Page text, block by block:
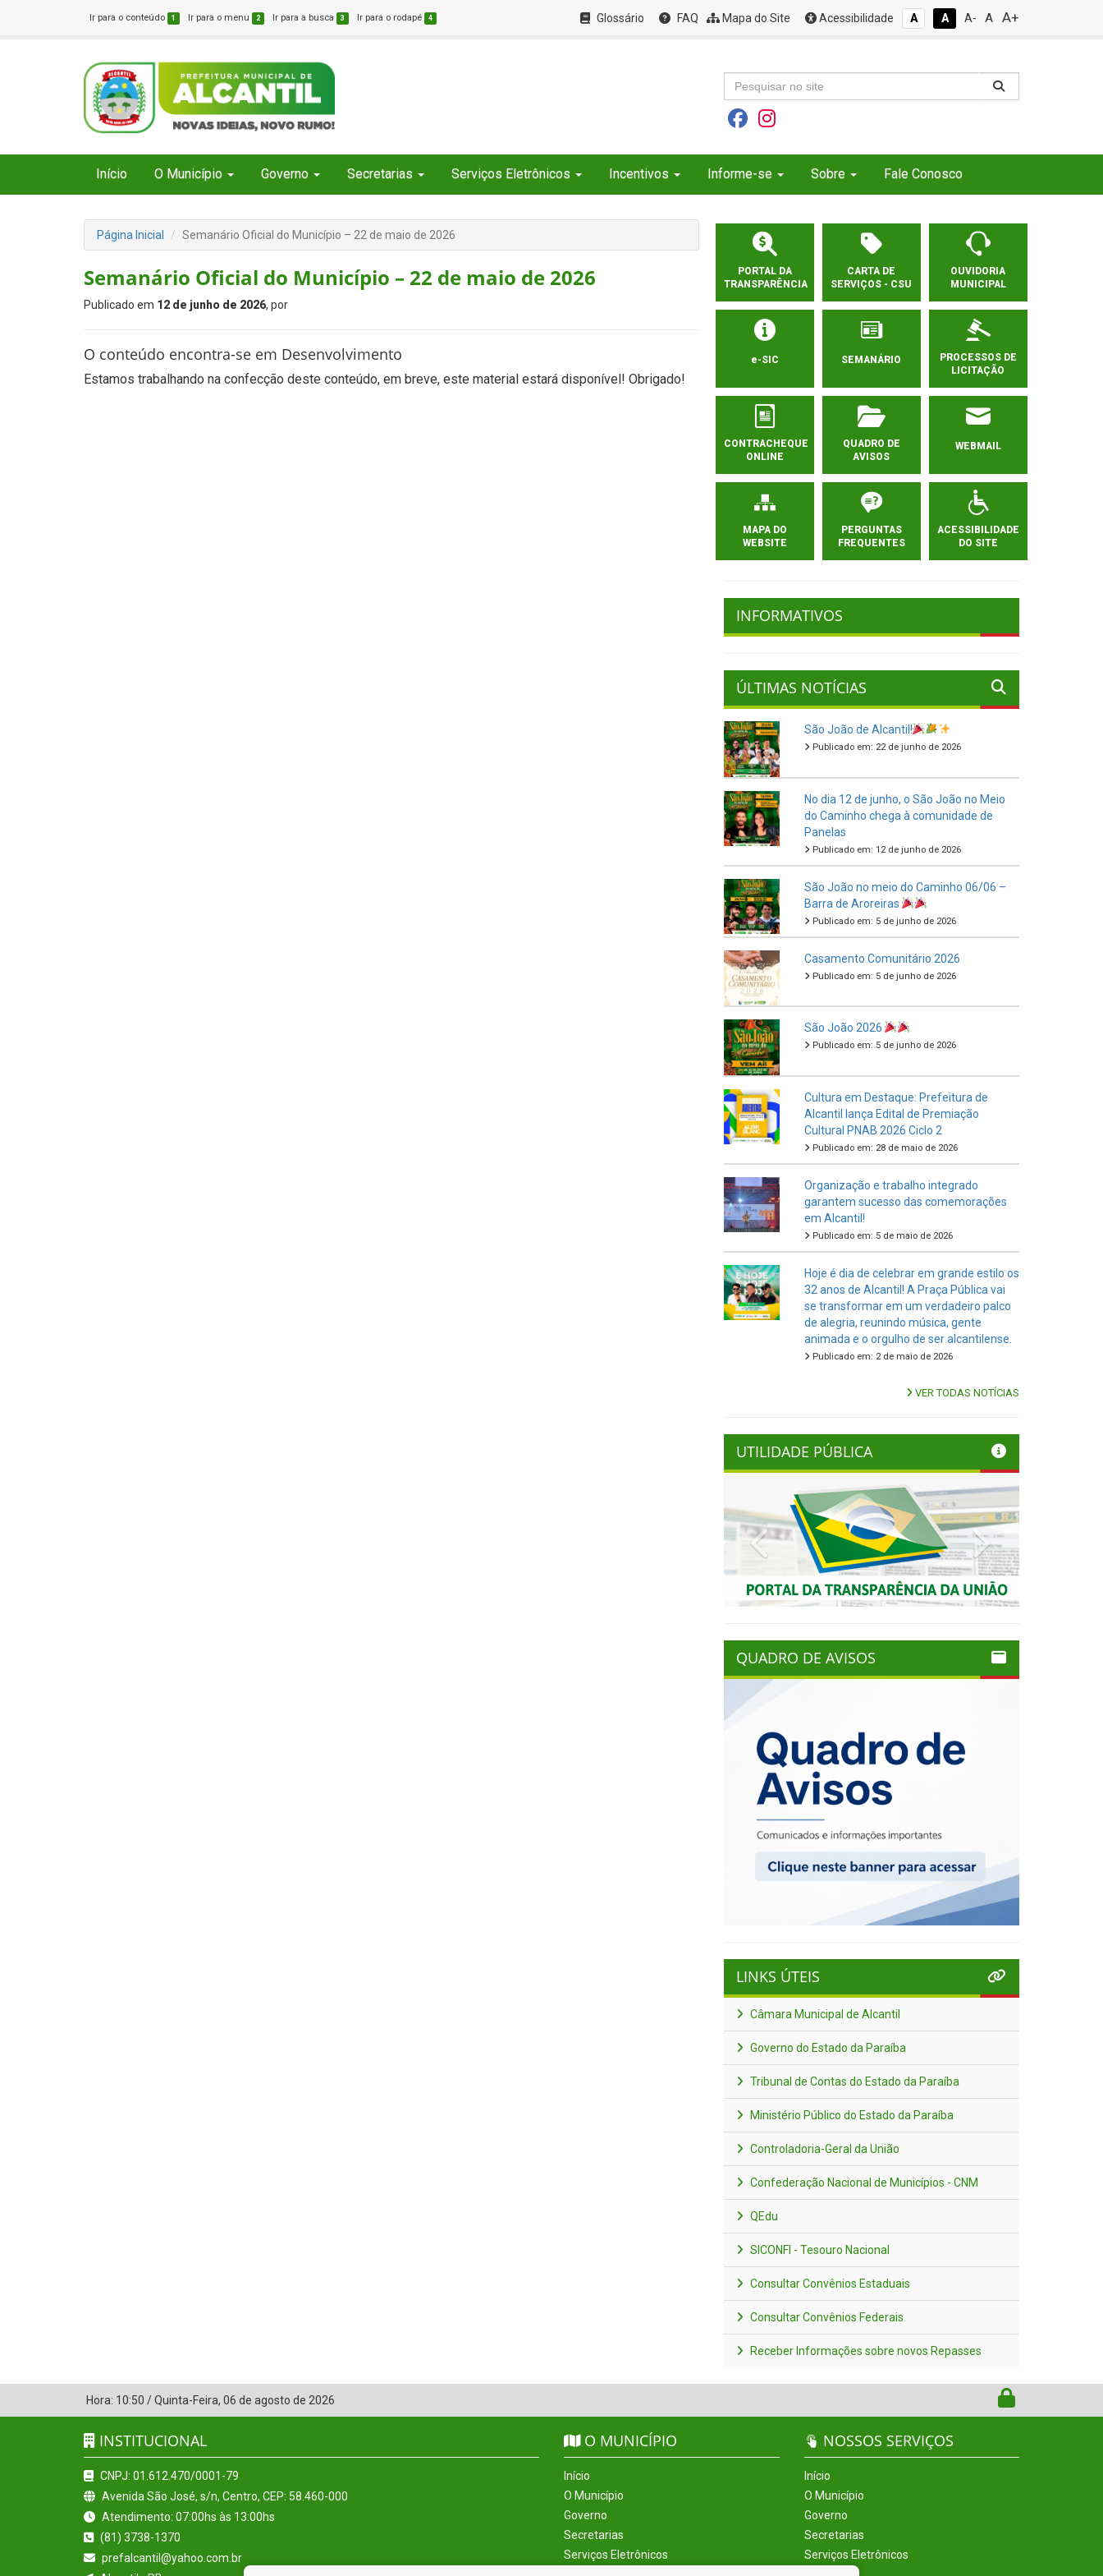
Ir para o conteúdo 1 Ir para o menu 2 Ir para a busca 3 Ir para o rodapé 4 Glossário FAQ Mapa do Site Acessibilidade A A A- A A+
Início O Município Governo Secretarias Serviços Eletrônicos Incentivos Informe-se Sobre Fale Conosco
Página Inicial Semanário Oficial do Município – 22 de maio de 2026
Semanário Oficial do Município – 22 de maio de 2026
Publicado em 12 de junho de 2026, por
O conteúdo encontra-se em Desenvolvimento
Estamos trabalhando na confecção deste conteúdo, em breve, este material estará disponível! Obrigado!
PORTAL DA
TRANSPARÊNCIA
CARTA DE
SERVIÇOS - CSU
OUVIDORIA
MUNICIPAL
e-SIC SEMANÁRIO
PROCESSOS DE
LICITAÇÃO
CONTRACHEQUE
ONLINE
QUADRO DE
AVISOS
WEBMAIL
MAPA DO
WEBSITE
PERGUNTAS
FREQUENTES
ACESSIBILIDADE
DO SITE
INFORMATIVOS
ÚLTIMAS NOTÍCIAS
São João de Alcantil!
Publicado em: 22 de junho de 2026
No dia 12 de junho, o São João no Meio
do Caminho chega à comunidade de
Panelas
Publicado em: 12 de junho de 2026
São João no meio do Caminho 06/06 –
Barra de Aroreiras
Publicado em: 5 de junho de 2026
Casamento Comunitário 2026
Publicado em: 5 de junho de 2026
São João 2026
Publicado em: 5 de junho de 2026
Cultura em Destaque: Prefeitura de
Alcantil lança Edital de Premiação
Cultural PNAB 2026 Ciclo 2
Publicado em: 28 de maio de 2026
Organização e trabalho integrado
garantem sucesso das comemorações
em Alcantil!
Publicado em: 5 de maio de 2026
Hoje é dia de celebrar em grande estilo os
32 anos de Alcantil! A Praça Pública vai
se transformar em um verdadeiro palco
de alegria, reunindo música, gente
animada e o orgulho de ser alcantilense.
Publicado em: 2 de maio de 2026
VER TODAS NOTÍCIAS
UTILIDADE PÚBLICA
Previous Next
QUADRO DE AVISOS
LINKS ÚTEIS
Câmara Municipal de Alcantil
Governo do Estado da Paraíba
Tribunal de Contas do Estado da Paraíba
Ministério Público do Estado da Paraíba
Controladoria-Geral da União
Confederação Nacional de Municípios - CNM
QEdu
SICONFI - Tesouro Nacional
Consultar Convênios Estaduais
Consultar Convênios Federais
Receber Informações sobre novos Repasses
Hora: 10:50 /Quinta-Feira, 06 de agosto de 2026
INSTITUCIONAL
CNPJ: 01.612.470/0001-79
Avenida São José, s/n, Centro, CEP: 58.460-000
Atendimento: 07:00hs às 13:00hs
(81) 3738-1370
prefalcantil@yahoo.com.br
O MUNICÍPIO
Início
O Município
Governo
Secretarias
Serviços Eletrônicos
NOSSOS SERVIÇOS
Início
O Município
Governo
Secretarias
Serviços Eletrônicos